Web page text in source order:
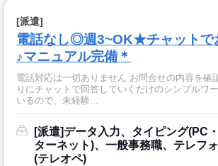
[派遣]
電話なし◎週3~OK★チャットで
♪マニュアル完備＊
電話対応は一切ありません お問合せの内容を確
りにチャットで回答していくだけのシンプルワ
いるので、未経験...
[派遣]データ入力、タイピング(PC
ターネット)、一般事務職、テレフ
(テレオペ)